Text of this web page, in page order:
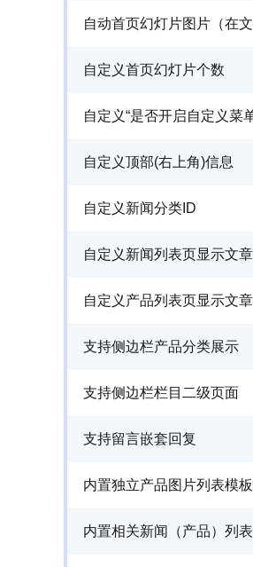
自动首页幻灯片图片（在
自定义首页幻灯片个数
自定义“是否开启自定义菜
自定义顶部(右上角)信息
自定义新闻分类ID
自定义新闻列表页显示文
自定义产品列表页显示文
支持侧边栏产品分类展示
支持侧边栏栏目二级页面
支持留言嵌套回复
内置独立产品图片列表模板
内置相关新闻（产品）列